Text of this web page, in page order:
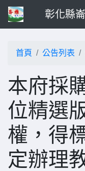
彰化縣
首頁 公告列表
本府採
位精選
權，得
定辦理